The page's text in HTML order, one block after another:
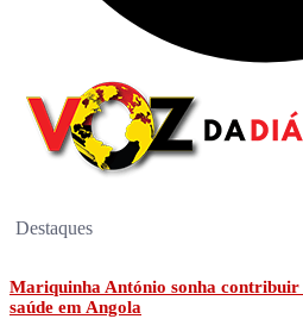
Destaques
Mariquinha António sonha contribuir
saúde em Angola